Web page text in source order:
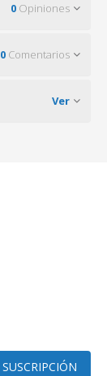
0 Opiniones
0 Comentarios
Ver
SUSCRIPCIÓN